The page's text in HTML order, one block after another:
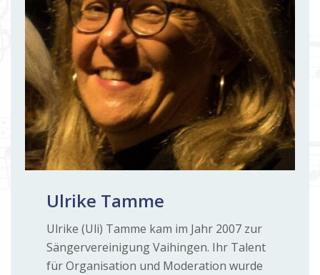
Ulrike Tamme
Ulrike (Uli) Tamme kam im Jahr 2007 zur
Sängervereinigung Vaihingen. Ihr Talent
für Organisation und Moderation wurde